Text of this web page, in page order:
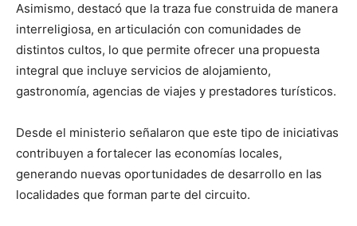
Asimismo, destacó que la traza fue construida de manera
interreligiosa, en articulación con comunidades de
distintos cultos, lo que permite ofrecer una propuesta
integral que incluye servicios de alojamiento,
gastronomía, agencias de viajes y prestadores turísticos.
Desde el ministerio señalaron que este tipo de iniciativas
contribuyen a fortalecer las economías locales,
generando nuevas oportunidades de desarrollo en las
localidades que forman parte del circuito.